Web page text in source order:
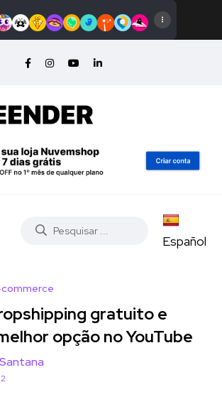
Español
gratuito e
opção no YouTube